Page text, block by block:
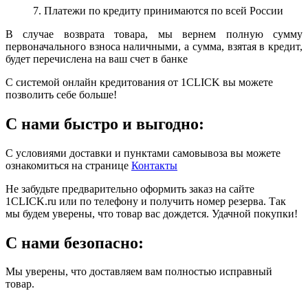
7. Платежи по кредиту принимаются по всей России
В случае возврата товара, мы вернем полную сумму
первоначального взноса наличными, а сумма, взятая в кредит,
будет перечислена на ваш счет в банке
С системой онлайн кредитования от 1CLICK вы можете
позволить себе больше!
С нами быстро и выгодно:
С условиями доставки и пунктами самовывоза вы можете
ознакомиться на странице Контакты
Не забудьте предварительно оформить заказ на сайте
1CLICK.ru или по телефону и получить номер резерва. Так
мы будем уверены, что товар вас дождется. Удачной покупки!
С нами безопасно:
Мы уверены, что доставляем вам полностью исправный
товар.